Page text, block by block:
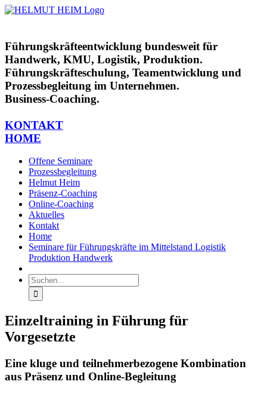
Zum
Führungskräfteentwicklung bundesweit für
Handwerk, KMU, Logistik, Produktion.
Führungskräfteschulung, Teamentwicklung und
Prozessbegleitung im Unternehmen.
Business-Coaching.
KONTAKT
HOME
Offene Seminare
Prozessbegleitung
Helmut Heim
Präsenz-Coaching
Online-Coaching
Aktuelles
Kontakt
Home
Seminare für Führungskräfte im Mittelstand Logistik
Produktion Handwerk
Suche
nach:
Einzeltraining in Führung für
Vorgesetzte
Eine kluge und teilnehmerbezogene Kombination
aus Präsenz und Online-Begleitung